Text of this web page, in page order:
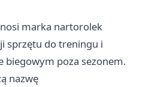
marka nartorolek
sprzętu do treningu i
biegowym poza sezonem.
nazwę